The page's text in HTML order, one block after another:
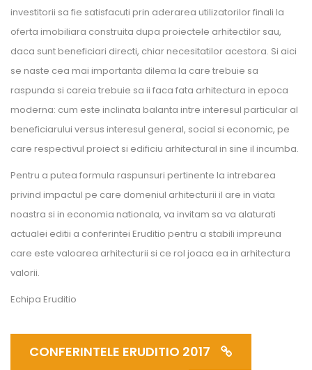
investitorii sa fie satisfacuti prin aderarea utilizatorilor finali la
oferta imobiliara construita dupa proiectele arhitectilor sau,
daca sunt beneficiari directi, chiar necesitatilor acestora. Si aici
se naste cea mai importanta dilema la care trebuie sa
raspunda si careia trebuie sa ii faca fata arhitectura in epoca
moderna: cum este inclinata balanta intre interesul particular al
beneficiarului versus interesul general, social si economic, pe
care respectivul proiect si edificiu arhitectural in sine il incumba.
Pentru a putea formula raspunsuri pertinente la intrebarea
privind impactul pe care domeniul arhitecturii il are in viata
noastra si in economia nationala, va invitam sa va alaturati
actualei editii a conferintei Eruditio pentru a stabili impreuna
care este valoarea arhitecturii si ce rol joaca ea in arhitectura
valorii.
Echipa Eruditio
CONFERINTELE ERUDITIO 2017